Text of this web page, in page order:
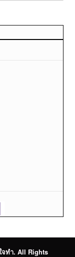
ทำ. All Rights